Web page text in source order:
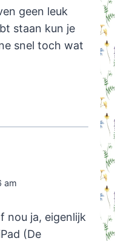
geen leuk
staan kun je
snel toch wat
am
nou ja, eigenlijk
(De